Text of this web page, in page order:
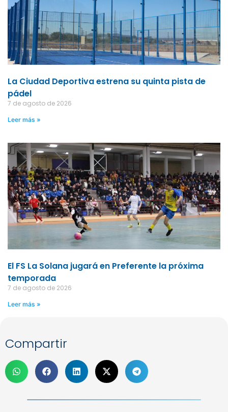
La Ciudad Deportiva estrena su quinta pista de
pádel
7 de agosto de 2026
Leer más »
El FS La Solana jugará en Preferente la próxima
temporada
7 de agosto de 2026
Leer más »
Compartir